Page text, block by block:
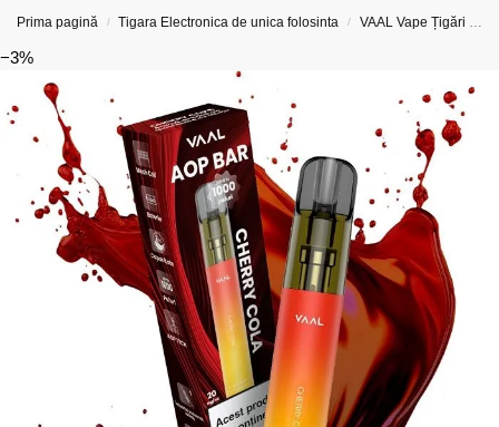
Prima pagină / Tigara Electronica de unica folosinta / VAAL Vape Țigări Electronice & Vape-uri
−3%